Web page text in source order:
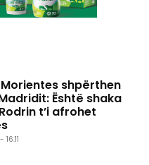
shpërthen
Është shaka
t’i afrohet